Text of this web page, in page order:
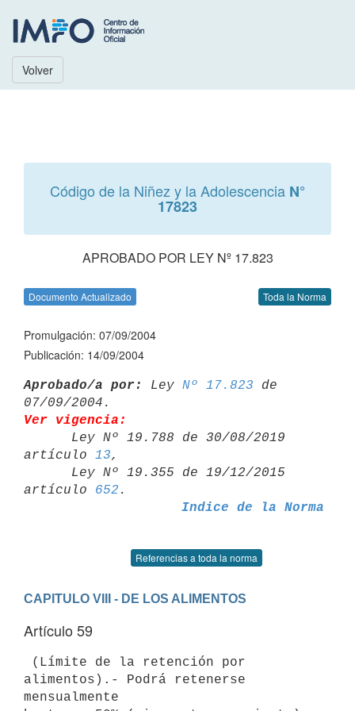
Volver
Código de la Niñez y la Adolescencia N°
17823
APROBADO POR LEY Nº 17.823
Documento Actualizado Toda la Norma
Promulgación: 07/09/2004
Publicación: 14/09/2004
Aprobado/a por: Ley Nº 17.823 de
Ver vigencia:
artículo 13,
artículo 652
Indice de la Norma
Referencias a toda la norma
CAPITULO VIII - DE LOS ALIMENTOS
Artículo 59
alimentos).- Podrá retenerse
mensualmente